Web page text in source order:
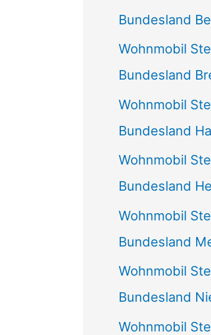
Bundesland
Wohnmobil
Bundesland
Wohnmobil
Bundesland
Wohnmobil
Bundesland
Wohnmobil
Bundesland
Wohnmobil
Bundesland
Wohnmobil